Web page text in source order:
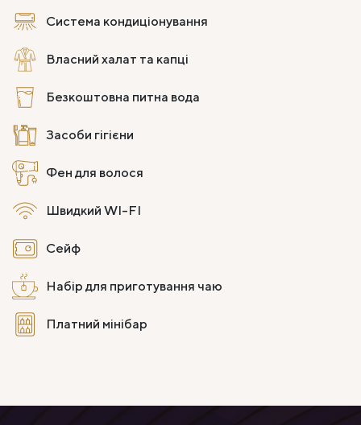
Система кондиціонування
Власний халат та капці
Безкоштовна питна вода
Засоби гігієни
Фен для волося
Швидкий WI-FI
Сейф
Набір для приготування чаю
Платний мінібар